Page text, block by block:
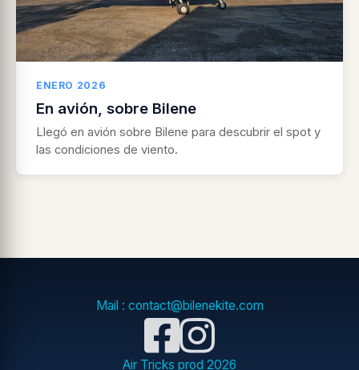
ENERO 2026
En avión, sobre Bilene
Llegó en avión sobre Bilene para descubrir el spot y
las condiciones de viento.
Mail : contact@bilenekite.com
Air Tricks prod 2026